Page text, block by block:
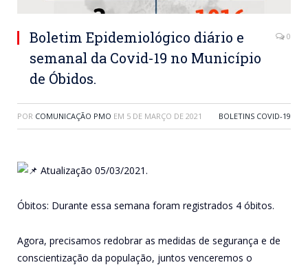
Boletim Epidemiológico diário e
semanal da Covid-19 no Município
de Óbidos.
0
POR COMUNICAÇÃO PMO EM 5 DE MARÇO DE 2021 BOLETINS COVID-19
Atualização 05/03/2021.
Óbitos: Durante essa semana foram registrados 4 óbitos.
Agora, precisamos redobrar as medidas de segurança e de
conscientização da população, juntos venceremos o